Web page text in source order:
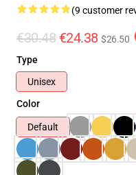
(9 customer
€30.48 €24.38 $26.50
Type
Unisex
Color
Default